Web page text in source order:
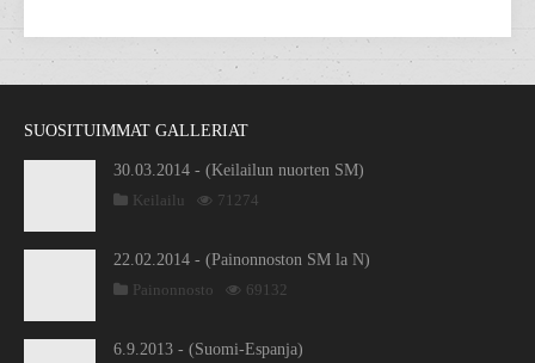
SUOSITUIMMAT GALLERIAT
30.03.2014 - (Keilailun nuorten SM)
Keilailu
71274
22.02.2014 - (Painonnoston SM la N)
Painonnosto
69132
6.9.2013 - (Suomi-Espanja)